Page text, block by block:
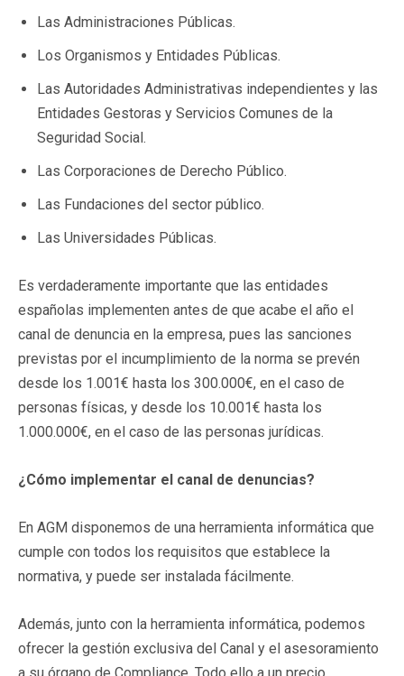
Las Administraciones Públicas.
Los Organismos y Entidades Públicas.
Las Autoridades Administrativas independientes y las
Entidades Gestoras y Servicios Comunes de la
Seguridad Social.
Las Corporaciones de Derecho Público.
Las Fundaciones del sector público.
Las Universidades Públicas.
Es verdaderamente importante que las entidades
españolas implementen antes de que acabe el año el
canal de denuncia en la empresa, pues las sanciones
previstas por el incumplimiento de la norma se prevén
desde los 1.001€ hasta los 300.000€, en el caso de
personas físicas, y desde los 10.001€ hasta los
1.000.000€, en el caso de las personas jurídicas.
¿Cómo implementar el canal de denuncias?
En AGM disponemos de una herramienta informática que
cumple con todos los requisitos que establece la
normativa, y puede ser instalada fácilmente.
Además, junto con la herramienta informática, podemos
ofrecer la gestión exclusiva del Canal y el asesoramiento
a su órgano de Compliance. Todo ello a un precio